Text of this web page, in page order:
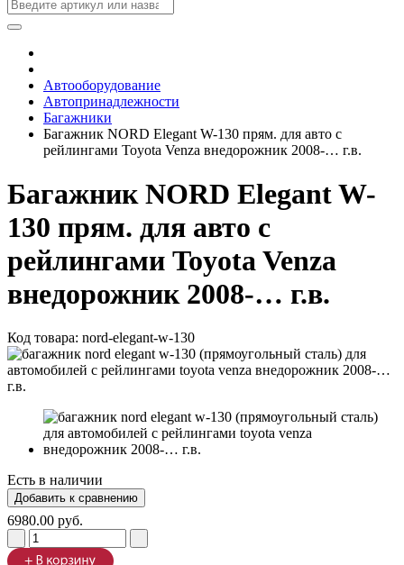
Автооборудование
Автопринадлежности
Багажники
Багажник NORD Elegant W-130 прям. для авто с
рейлингами Toyota Venza внедорожник 2008-… г.в.
Багажник NORD Elegant W-
130 прям. для авто с
рейлингами Toyota Venza
внедорожник 2008-… г.в.
Код товара: nord-elegant-w-130
Есть в наличии
6980.00 руб.